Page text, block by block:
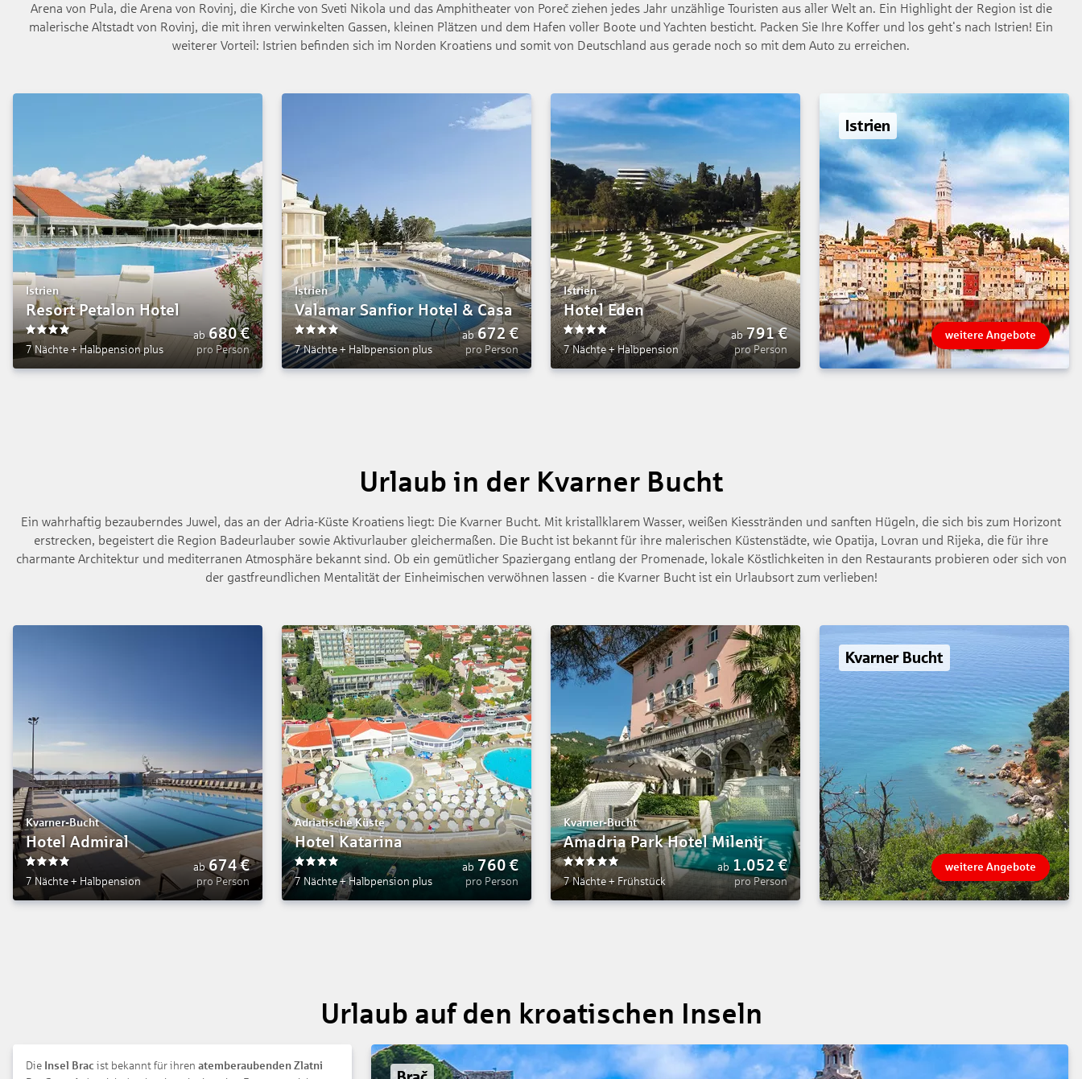
Arena von Pula, die Arena von Rovinj, die Kirche von Sveti Nikola und das Amphitheater von Poreč ziehen jedes Jahr unzählige Touristen aus aller Welt an. Ein Highlight der Region ist die
malerische Altstadt von Rovinj, die mit ihren verwinkelten Gassen, kleinen Plätzen und dem Hafen voller Boote und Yachten besticht. Packen Sie Ihre Koffer und los geht's nach Istrien! Ein
weiterer Vorteil: Istrien befinden sich im Norden Kroatiens und somit von Deutschland aus gerade noch so mit dem Auto zu erreichen.
Istrien
Resort Petalon Hotel
4
7 Nächte+Halbpension plus
ab 680€
pro Person
Istrien
Valamar Sanfior Hotel & Casa
7 Nächte + Halbpension plus
ab 672€
pro Person
Istrien
Hotel Eden
4
7 Nächte+Halbpension
ab 791€
pro Person
Istrien
weitere Angebote
Urlaub in der Kvarner Bucht
Ein wahrhaftig bezauberndes Juwel, das an der Adria-Küste Kroatiens liegt: Die Kvarner Bucht. Mit kristallklarem Wasser, weißen Kiesstränden und sanften Hügeln, die sich bis zum Horizont
erstrecken, begeistert die Region Badeurlauber sowie Aktivurlauber gleichermaßen. Die Bucht ist bekannt für ihre malerischen Küstenstädte, wie Opatija, Lovran und Rijeka, die für ihre
charmante Architektur und mediterranen Atmosphäre bekannt sind. Ob ein gemütlicher Spaziergang entlang der Promenade, lokale Köstlichkeiten in den Restaurants probieren oder sich von
der gastfreundlichen Mentalität der Einheimischen verwöhnen lassen - die Kvarner Bucht ist ein Urlaubsort zum verlieben!
Kvarner-Bucht
Hotel Admiral
7 Nächte + Halbpension
ab 674€
pro Person
Adriatische Küste
Hotel Katarina
4
7 Nächte+Halbpension plus
ab 760€
pro Person
Kvarner-Bucht
Amadria Park Hotel Milenij
5
7 Nächte + Frühstück
ab 1.052 €
pro Person
Kvarner Bucht
weitere Angebote
Urlaub auf den kroatischen Inseln
Die Insel Brac ist bekannt für ihren atemberaubenden Zlatni